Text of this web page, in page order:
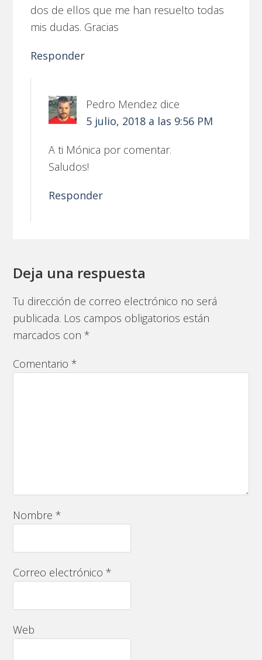
dos de ellos que me han resuelto todas
mis dudas. Gracias
Responder
Pedro Mendez dice
5 julio, 2018 a las 9:56 PM
A ti Mónica por comentar.
Saludos!
Responder
Deja una respuesta
Tu dirección de correo electrónico no será
publicada. Los campos obligatorios están
marcados con*
Comentario*
Nombre*
Correo electrónico*
Web